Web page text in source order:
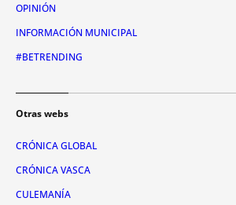
OPINIÓN
INFORMACIÓN MUNICIPAL
#BETRENDING
Otras webs
CRÓNICA GLOBAL
CRÓNICA VASCA
CULEMANÍA